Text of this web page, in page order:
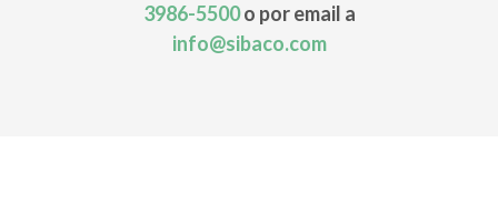
3986-5500o por email a
info@sibaco.com